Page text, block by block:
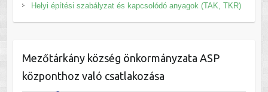
Helyi építési szabályzat és kapcsolódó anyagok (TAK, TKR)
Mezőtárkány község önkormányzata ASP
központhoz való csatlakozása